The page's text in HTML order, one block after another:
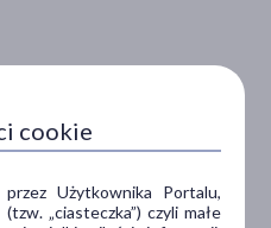
cookie
Użytkownika Portalu,
„ciasteczka”) czyli małe